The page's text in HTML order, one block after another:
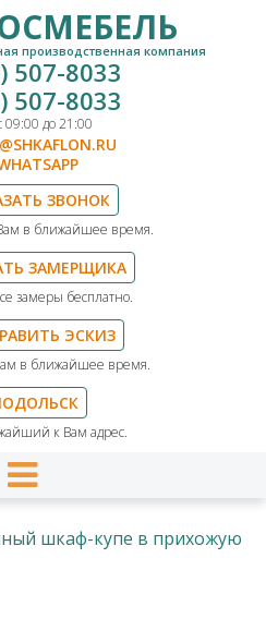
производственная компания
507-8033
507-8033
09:00 до 21:00
ЗВОНОК
в ближайшее время.
ЗАМЕРЩИКА
замеры бесплатно.
ЭСКИЗ
в ближайшее время.
к Вам адрес.
шкаф-купе в прихожую